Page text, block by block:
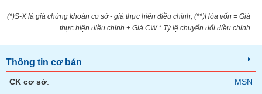
quan
Tài
chính
(*)S-X là giá chứng khoán cơ sở - giá thực hiện điều chỉnh; (**)Hòa vốn = Giá
thực hiện điều chỉnh + Giá CW * Tỷ lệ chuyển đổi điều chỉnh
Thông tin cơ bản
CK cơ sở:
MSN
SECTOR